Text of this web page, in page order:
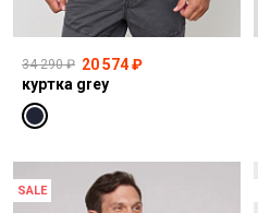
34 290 ₽ 20 574 ₽
куртка grey
SALE